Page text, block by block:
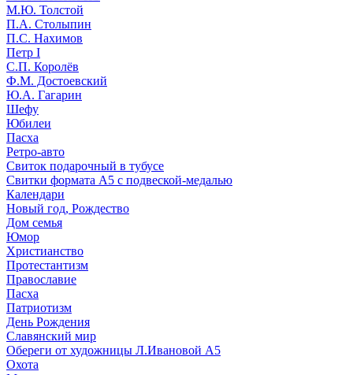
М.Ю. Толстой
П.А. Столыпин
П.С. Нахимов
Петр I
С.П. Королёв
Ф.М. Достоевский
Ю.А. Гагарин
Шефу
Юбилеи
Пасха
Ретро-авто
Свиток подарочный в тубусе
Свитки формата А5 с подвеской-медалью
Календари
Новый год, Рождество
Дом семья
Юмор
Христианство
Протестантизм
Православие
Пасха
Патриотизм
День Рождения
Славянский мир
Обереги от художницы Л.Ивановой А5
Охота